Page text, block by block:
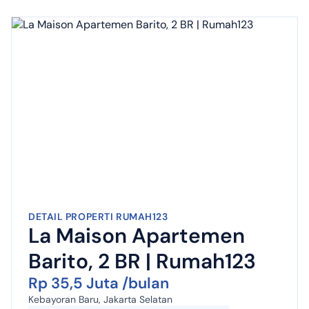
DETAIL PROPERTI RUMAH123
La Maison Apartemen
Barito, 2 BR | Rumah123
Rp 35,5 Juta /bulan
Kebayoran Baru, Jakarta Selatan